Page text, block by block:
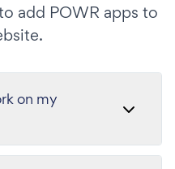
add POWR apps to
on my